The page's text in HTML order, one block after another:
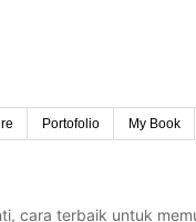
Portofolio My Book
cara terbaik untuk